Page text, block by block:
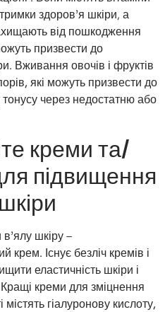
здоров’я шкіри, а
від пошкодження
призвести до
Вживання овочів і фруктів
які можуть призвести до
тонусу через недостатню або
креми та/
підвищення
шкіру –
крем. Існує безліч кремів і
еластичність шкіри і
Кращі креми для зміцнення
містять гіалуронову кислоту,